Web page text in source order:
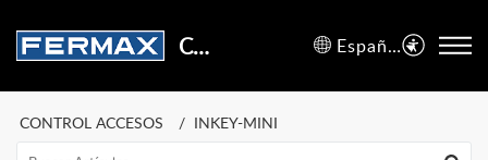
Centro de Soporte Español (España)
CONTROL ACCESOS INKEY-MINI